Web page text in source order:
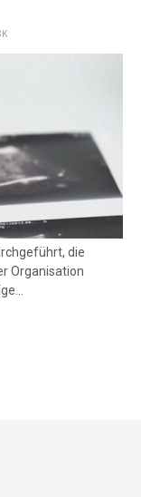
die
Organisation